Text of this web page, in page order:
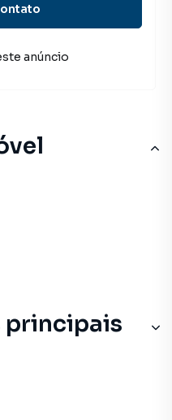
anúncio